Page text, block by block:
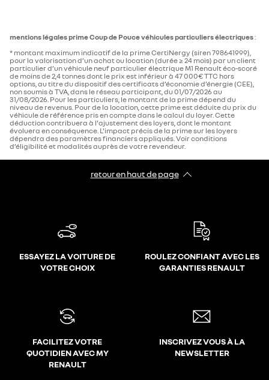
mentions légales prime Coup de Pouce véhicules particuliers électriques:
* montant maximum indicatif de la prime CertiNergy (siren 798641999),
pour la valorisation d’un achat ou location (durée ≥ 24 mois) par un client
particulier d’un véhicule neuf particulier électrique M1 Renault éco-scoré
de moins de 2,4 tonnes dont le prix est inférieur à 47 000€ TTC hors
options, au titre du dispositif des certificats d’économie d’énergie (CEE),
non soumis à TVA, dans le réseau participant, du 01/07/2026 au
31/08/2026. Pour les particuliers, le montant de la prime dépend du
niveau de revenus. Pour de la location, cette prime est déduite du prix du
véhicule de référence pris en compte dans le calcul du loyer. Cette
déduction contribuera à l'ajustement des loyers, dont le montant
évoluera en conséquence. L'impact précis de la prime sur les loyers
dépendra des paramètres financiers appliqués. Voir conditions
d’éligibilité et modalités auprès de votre revendeur.
retour en haut de page​
ESSAYEZ LA VOITURE DE
VOTRE CHOIX
ROULEZ CONFIANT AVEC LES
GARANTIES RENAULT
FACILITEZ VOTRE
QUOTIDIEN AVEC MY
RENAULT
INSCRIVEZ VOUS À LA
NEWSLETTER